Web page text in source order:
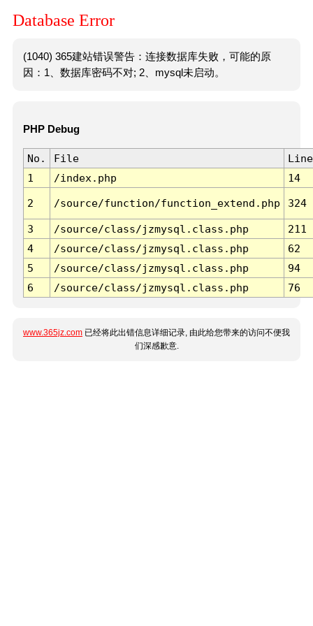
Database Error
(1040) 365建站错误警告：连接数据库失败，可能的原
因：1、数据库密码不对; 2、mysql未启动。
PHP Debug
No. File
Line
1
/index.php 14
2 /source/function/function_extend.php 324
3 /source/class/jzmysql.class.php
211
4
/source/class/jzmysql.class.php
62
5
/source/class/jzmysql.class.php
94
6
/source/class/jzmysql.class.php 76
www.365jz.com 已经将此出错信息详细记录, 由此给您带来的访问不便我
们深感歉意.